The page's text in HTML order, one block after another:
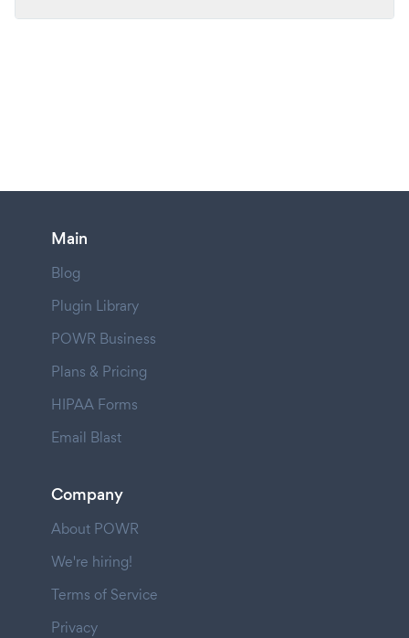
Main
Blog
Plugin Library
POWR Business
Plans & Pricing
HIPAA Forms
Email Blast
Company
About POWR
We're hiring!
Terms of Service
Privacy